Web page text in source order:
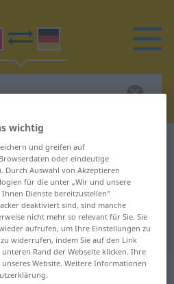
Wörterbuch Heine
Übersetzung
Übersetzung
wichtig
und greifen auf
oder eindeutige
Durch Auswahl von Akzeptieren
für die unter „Wir und unsere
Dienste bereitzustellen“
deaktiviert sind, sind manche
nicht mehr so relevant für Sie. Sie
aufrufen, um Ihre Einstellungen zu
widerrufen, indem Sie auf den Link
Rand der Webseite klicken. Ihre
Website. Weitere Informationen